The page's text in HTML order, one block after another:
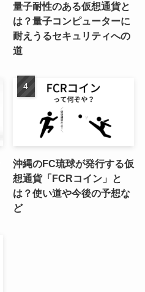
量子耐性のある仮想通貨と
は？量子コンピューターに
耐えうるセキュリティへの
道
沖縄のFC琉球が発行する仮
想通貨「FCRコイン」と
は？使い道や今後の予想な
ど